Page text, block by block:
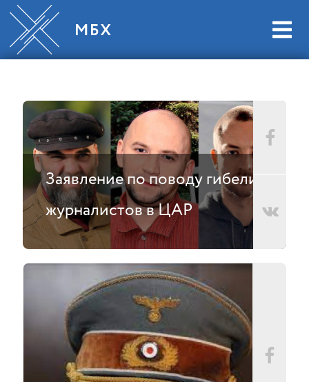
Заявление по поводу гибели
журналистов в ЦАР